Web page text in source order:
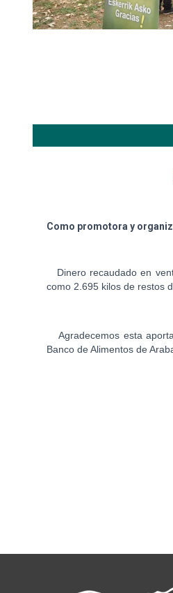
Como promotora y
Dinero recaudado en
como 2.695 kilos de restos
Agradecemos esta
Banco de Alimentos de